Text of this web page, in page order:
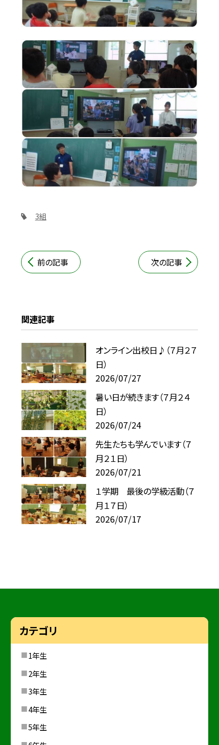
3組
前の記事 次の記事
関連記事
オンライン出校日♪（７月２７
日）
2026/07/27
暑い日が続きます（７月２４
日）
2026/07/24
先生たちも学んでいます（７
月２１日）
2026/07/21
１学期 最後の学級活動（７
月１７日）
2026/07/17
カテゴリ
1年生
2年生
3年生
4年生
5年生